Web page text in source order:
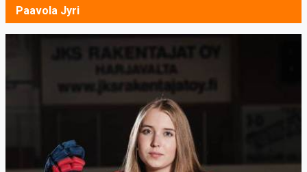
Paavola Jyri